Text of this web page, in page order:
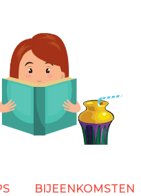
BIJEENKOMSTEN